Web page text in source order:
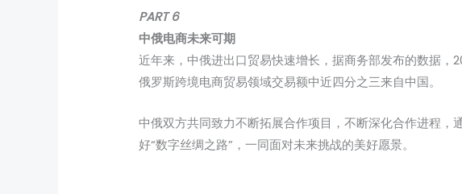
PART 6
中俄电商未来可期
近年来，中俄进出口贸易快速增长，据商务部发布的数据，
俄罗斯跨境电商贸易领域交易额中近四分之三来自中国。
中俄双方共同致力不断拓展合作项目，不断深化合作进程
好“数字丝绸之路”，一同面对未来挑战的美好愿景。